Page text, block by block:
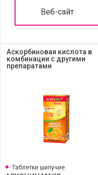
Веб-сайт
Аскорбиновая кислота в
комбинации с другими
препаратами
Таблетки шипучие